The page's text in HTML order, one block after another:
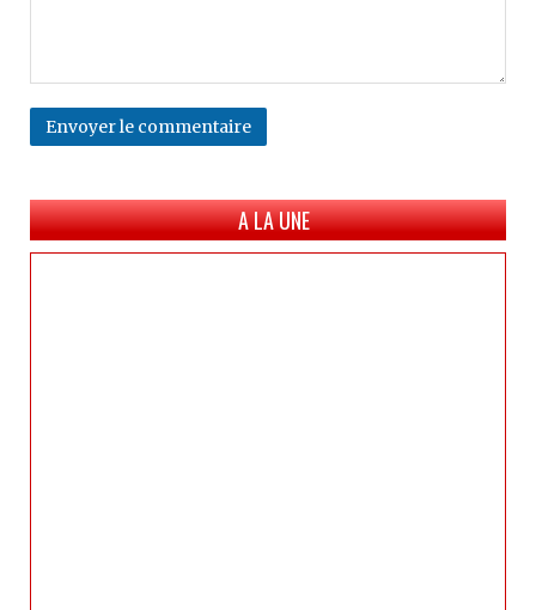
Envoyer le commentaire
A LA UNE